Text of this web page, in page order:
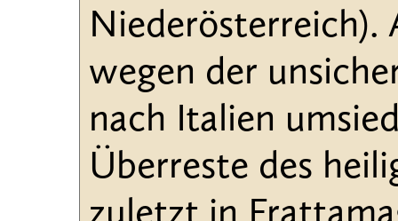
Niederösterreich).
wegen der
nach Italien
Überreste des